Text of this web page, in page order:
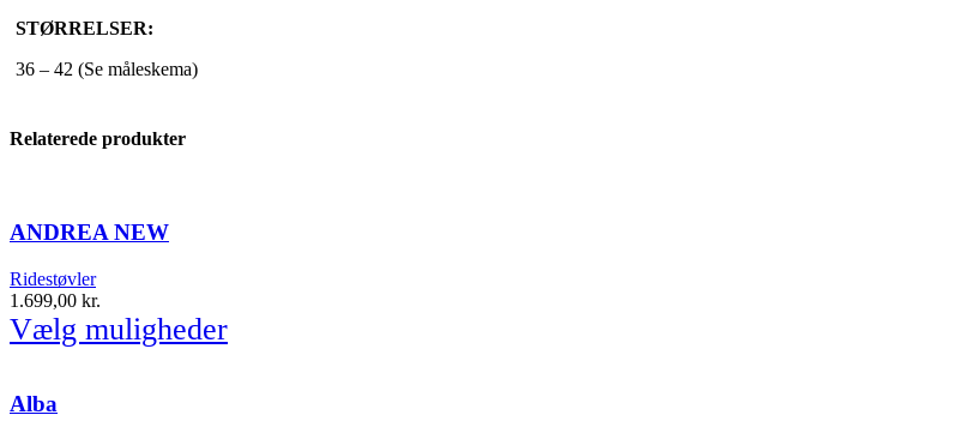
STØRRELSER:
36 – 42 (Se måleskema)
Relaterede produkter
ANDREA NEW
Ridestøvler
1.699,00 kr.
Vælg muligheder
Alba